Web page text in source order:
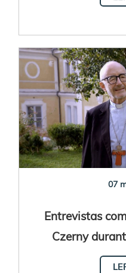
07
Entrevistas
Czerny